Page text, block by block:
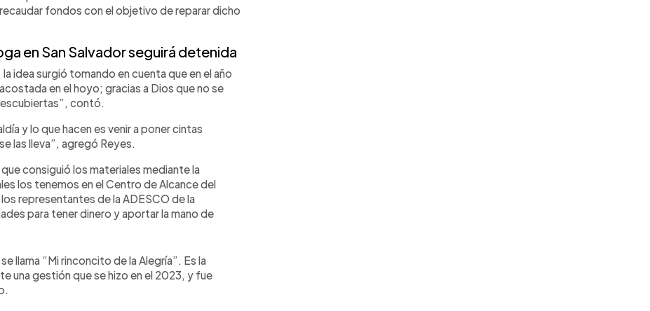
fondos con el objetivo de reparar dicho
en San Salvadorseguirá detenida
idea surgió tomando en cuenta que en el año
en el hoyo; gracias a Dios que no se
contó.
y lo que hacen es venir a poner cintas
las lleva”, agregó Reyes.
consiguió los materiales mediante la
los tenemos en el Centro de Alcance del
representantes de la ADESCO de la
para tener dinero y aportar la mano de
llama “Mi rinconcito de la Alegría”. Es la
una gestión que se hizo en el 2023, y fue